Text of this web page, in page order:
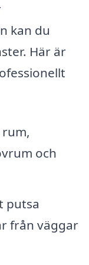
kan du
Här är
och
putsa
från väggar